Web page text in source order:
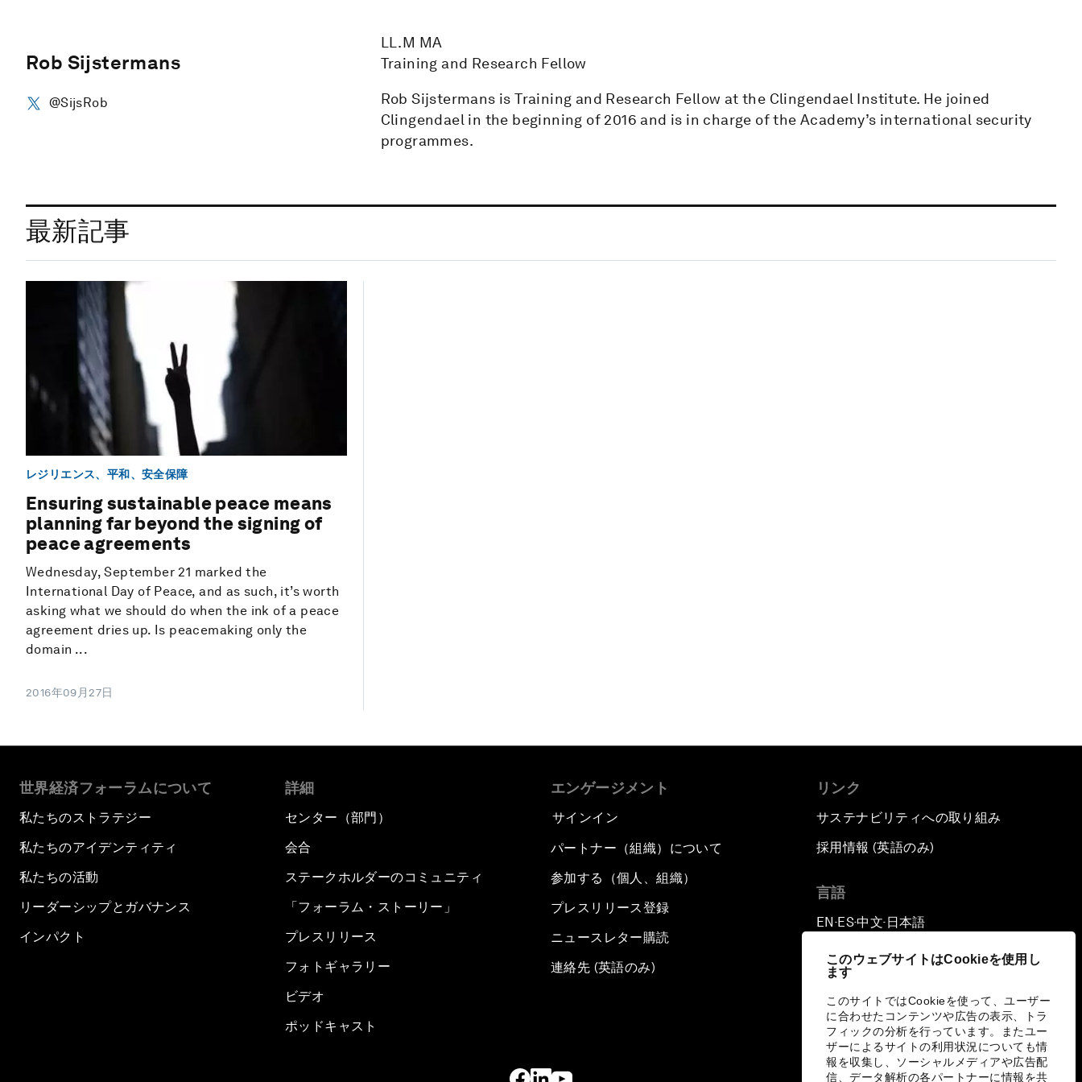
このウェブサイトはCookieを使用し
ます
このサイトではCookieを使って、ユーザー
に合わせたコンテンツや広告の表示、トラ
フィックの分析を行っています。またユー
ザーによるサイトの利用状況についても情
報を収集し、ソーシャルメディアや広告配
信、データ解析の各パートナーに情報を共
Rob Sijstermans
@SijsRob
LL.M MA
Training and Research Fellow
Rob Sijstermans is Training and Research Fellow at the Clingendael Institute. He joined
Clingendael in the beginning of 2016 and is in charge of the Academy’s international security
programmes.
最新記事
レジリエンス、平和、安全保障
Ensuring sustainable peace means
planning far beyond the signing of
peace agreements
Wednesday, September 21 marked the
International Day of Peace, and as such, it’s worth
asking what we should do when the ink of a peace
agreement dries up. Is peacemaking only the
domain ...
2016年09月27日
世界経済フォーラムについて
私たちのストラテジー
私たちのアイデンティティ
私たちの活動
リーダーシップとガバナンス
インパクト
詳細
センター（部門）
会合
ステークホルダーのコミュニティ
「フォーラム・ストーリー」
プレスリリース
フォトギャラリー
ビデオ
ポッドキャスト
エンゲージメント
サインイン
パートナー（組織）について
参加する（個人、組織）
プレスリリース登録
ニュースレター購読
連絡先 (英語のみ)
リンク
サステナビリティへの取り組み
採用情報 (英語のみ)
言語
EN ▪ ES▪中文▪ 日本語